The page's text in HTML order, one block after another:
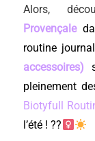
Alors,
Provençale
routine
accessoires)
pleinement
Biotyfull
l’été ! ??‍